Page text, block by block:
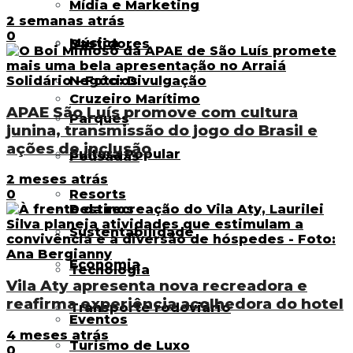
Mídia e Marketing
Música
Negócios
Parques
Pousadas
Resorts
Sustentabilidade
Tecnologia
Transporte rodoviário
Turismo de Luxo
Bastidores
Cruzeiro Marítimo
Cultura Popular
Destinos
Economia
Eventos
2 semanas atrás
0
APAE São Luís promove com cultura
junina, transmissão do jogo do Brasil e
ações de inclusão
2 meses atrás
0
Vila Aty apresenta nova recreadora e
reafirma experiência acolhedora do hotel
4 meses atrás